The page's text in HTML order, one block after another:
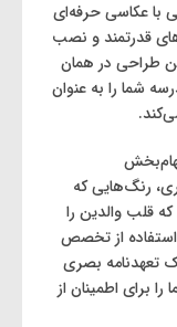
با عکاسی حرفه‌ای
قدرتمند و نصب
طراحی در همان
شما را به عنوان
رنگ‌هایی که
قلب والدین را
از تخصص
تعهدنامه بصری
برای اطمینان از